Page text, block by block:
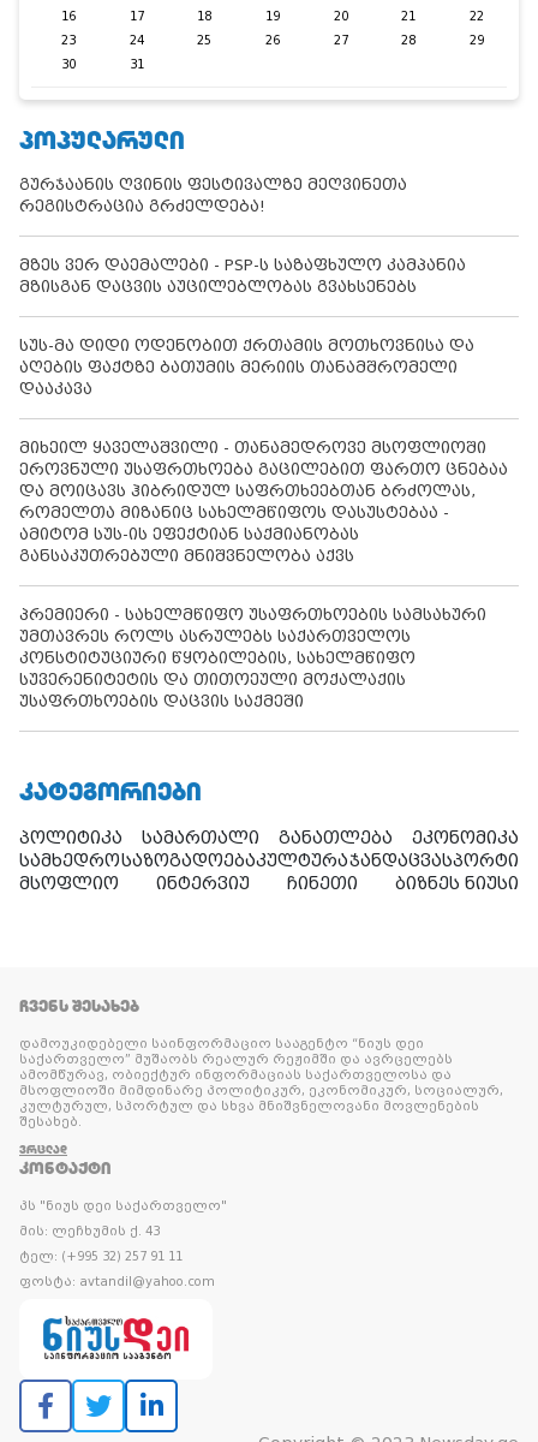
16
17 18 19 20 21
22
23
24 25 26 27 28
29
30
31
ᲞᲝᲞᲣᲚᲐᲠᲣᲚᲘ
გურჯაანის ღვინის ფესტივალზე მეღვინეთა
რეგისტრაცია გრძელდება!
მზეს ვერ დაემალები - PSP-ს საზაფხულო კამპანია
მზისგან დაცვის აუცილებლობას გვახსენებს
სუს-მა დიდი ოდენობით ქრთამის მოთხოვნისა და
აღების ფაქტზე ბათუმის მერიის თანამშრომელი
დააკავა
მიხეილ ყაველაშვილი - თანამედროვე მსოფლიოში
ეროვნული უსაფრთხოება გაცილებით ფართო ცნებაა
და მოიცავს ჰიბრიდულ საფრთხეებთან ბრძოლას,
რომელთა მიზანიც სახელმწიფოს დასუსტებაა -
ამიტომ სუს-ის ეფექტიან საქმიანობას
განსაკუთრებული მნიშვნელობა აქვს
პრემიერი - სახელმწიფო უსაფრთხოების სამსახური
უმთავრეს როლს ასრულებს საქართველოს
კონსტიტუციური წყობილების, სახელმწიფო
სუვერენიტეტის და თითოეული მოქალაქის
უსაფრთხოების დაცვის საქმეში
ᲙᲐᲢᲔᲒᲝᲠᲘᲔᲑᲘ
პოლიტიკა სამართალი განათლება
ეკონომიკა
სამხედროსაზოგადოებაკულტურაჯანდაცვასპორტი
მსოფლიო
ინტერვიუ ჩინეთი ბიზნეს ნიუსი
ᲩᲕᲔᲜᲡ ᲨᲔᲡᲐᲮᲔᲑ
დამოუკიდებელი საინფორმაციო სააგენტო “ნიუს დეი
საქართველო” მუშაობს რეალურ რეჟიმში და ავრცელებს
ამომწურავ, ობიექტურ ინფორმაციას საქართველოსა და
მსოფლიოში მიმდინარე პოლიტიკურ, ეკონომიკურ, სოციალურ,
კულტურულ, სპორტულ და სხვა მნიშვნელოვანი მოვლენების
შესახებ.
ᲕᲠᲪᲚᲐᲓ
ᲙᲝᲜᲢᲐᲥᲢᲘ
პს "ნიუს დეი საქართველო"
მის: ლეჩხუმის ქ. 43
ტელ: (+995 32) 257 91 11
ფოსტა: avtandil@yahoo.com